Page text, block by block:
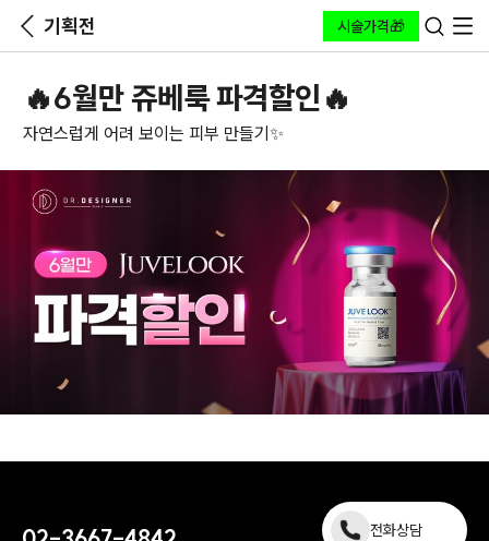
기획전 시술가격🎁
🔥6월만 쥬베룩 파격할인🔥
자연스럽게 어려 보이는 피부 만들기✨
전화상담